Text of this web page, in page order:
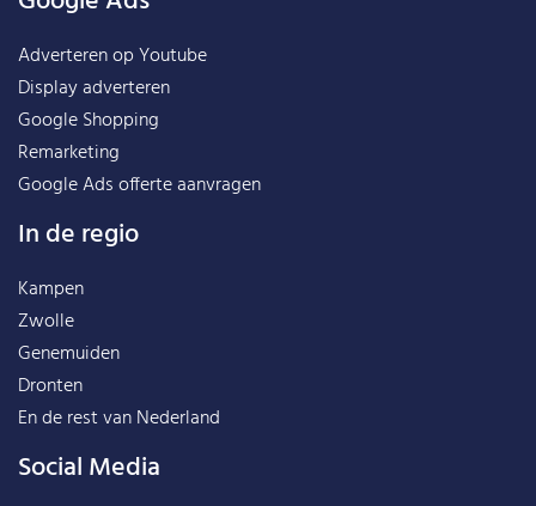
Adverteren op Youtube
Display adverteren
Google Shopping
Remarketing
Google Ads offerte aanvragen
In de regio
Kampen
Zwolle
Genemuiden
Dronten
En de rest vanNederland
Social Media